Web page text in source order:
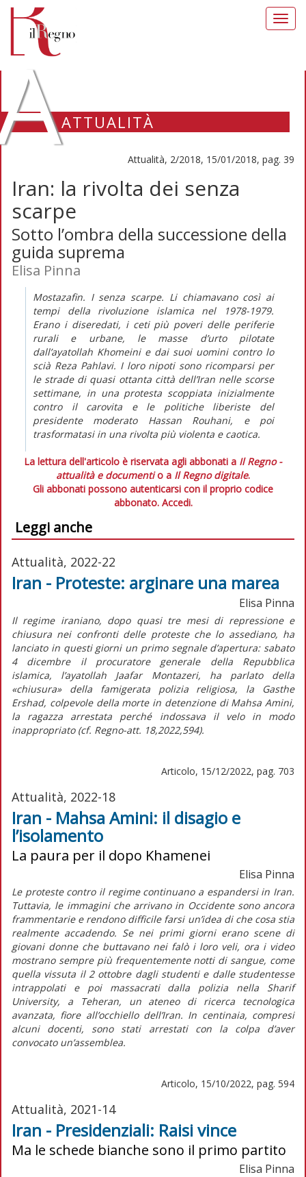
ATTUALITÀ
Attualità, 2/2018, 15/01/2018, pag. 39
Iran: la rivolta dei senza
scarpe
Sotto l’ombra della successione della
guida suprema
Elisa Pinna
Mostazafin. I senza scarpe. Li chiamavano così ai
tempi della rivoluzione islamica nel 1978-1979.
Erano i diseredati, i ceti più poveri delle periferie
rurali e urbane, le masse d’urto pilotate
dall’ayatollah Khomeini e dai suoi uomini contro lo
scià Reza Pahlavi. I loro nipoti sono ricomparsi per
le strade di quasi ottanta città dell’Iran nelle scorse
settimane, in una protesta scoppiata inizialmente
contro il carovita e le politiche liberiste del
presidente moderato Hassan Rouhani, e poi
trasformatasi in una rivolta più violenta e caotica.
La lettura dell'articolo è riservata agli abbonati a Il Regno -
attualità e documentio a Il Regno digitale.
Gli abbonati possono autenticarsi con il proprio codice
abbonato. Accedi.
Leggi anche
Attualità, 2022-22
Iran - Proteste: arginare una marea
Elisa Pinna
Il regime iraniano, dopo quasi tre mesi di repressione e
chiusura nei confronti delle proteste che lo assediano, ha
lanciato in questi giorni un primo segnale d’apertura: sabato
4 dicembre il procuratore generale della Repubblica
islamica, l’ayatollah Jaafar Montazeri, ha parlato della
«chiusura» della famigerata polizia religiosa, la
Gasthe
Ershad, colpevole della morte in detenzione di Mahsa Amini,
la ragazza arrestata perché indossava il velo in modo
inappropriato (cf. Regno-att. 18,2022,594).
Articolo, 15/12/2022, pag. 703
Attualità, 2022-18
Iran - Mahsa Amini: il disagio e
l’isolamento
La paura per il dopo Khamenei
Elisa Pinna
Le proteste contro il regime continuano a espandersi in Iran.
Tuttavia, le immagini che arrivano in Occidente sono ancora
frammentarie e rendono difficile farsi un’idea di che cosa stia
realmente accadendo. Se nei primi giorni erano scene di
giovani donne che buttavano nei falò i loro veli, ora i video
mostrano sempre più frequentemente notti di sangue, come
quella vissuta il 2 ottobre dagli studenti e dalle studentesse
intrappolati e poi massacrati dalla polizia nella Sharif
University, a Teheran, un ateneo di ricerca tecnologica
avanzata, fiore all’occhiello dell’Iran. In centinaia, compresi
alcuni docenti, sono stati arrestati con la colpa d’aver
convocato un’assemblea.
Articolo, 15/10/2022, pag. 594
Attualità, 2021-14
Iran - Presidenziali: Raisi vince
Ma le schede bianche sono il primo partito
Elisa Pinna